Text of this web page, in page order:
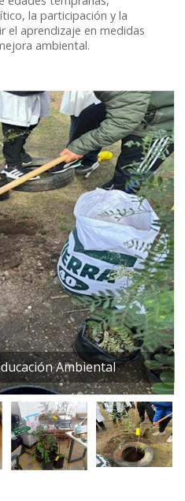
la participación y la
el aprendizaje en medidas
ambiental.
Ambiental